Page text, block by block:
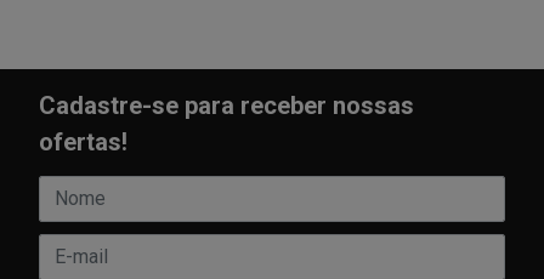
Cadastre-se para receber nossas
ofertas!